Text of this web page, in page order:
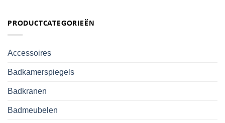
PRODUCTCATEGORIEËN
Accessoires
Badkamerspiegels
Badkranen
Badmeubelen